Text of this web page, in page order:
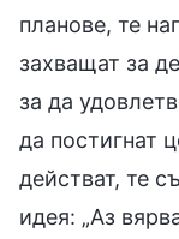
планове, те
захващат за
за да
да постигнат
действат, те
идея: „Аз